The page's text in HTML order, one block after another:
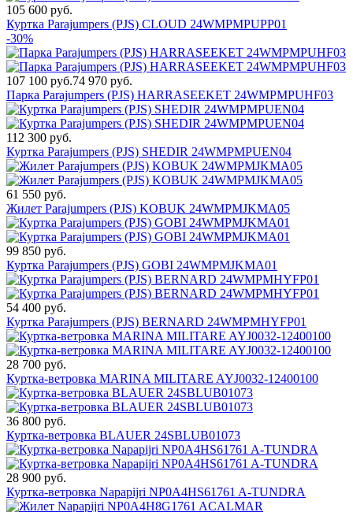
105 600 руб.
Куртка Parajumpers (PJS) CLOUD 24WMPMPUPP01
-30%
107 100 руб.74 970 руб.
Парка Parajumpers (PJS) HARRASEEKET 24WMPMPUHF03
112 300 руб.
Куртка Parajumpers (PJS) SHEDIR 24WMPMPUEN04
61 550 руб.
Жилет Parajumpers (PJS) KOBUK 24WMPMJKMA05
99 850 руб.
Куртка Parajumpers (PJS) GOBI 24WMPMJKMA01
54 400 руб.
Куртка Parajumpers (PJS) BERNARD 24WMPMHYFP01
28 700 руб.
Куртка-ветровка MARINA MILITARE AYJ0032-12400100
36 800 руб.
Куртка-ветровка BLAUER 24SBLUB01073
28 900 руб.
Куртка-ветровка Napapijri NP0A4HS61761 A-TUNDRA